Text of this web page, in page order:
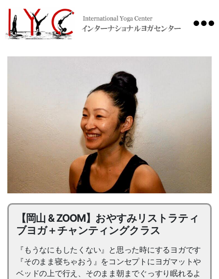
【岡山 & ZOOM】おやすみリストラティ
ブヨガ＋チャンティングクラス
『もうなにもしたくない』と思った時にするヨガです
『そのまま寝ちゃおう』をコンセプトにヨガマットや
ベッドの上で行え、そのまま朝までぐっすり眠れるよ